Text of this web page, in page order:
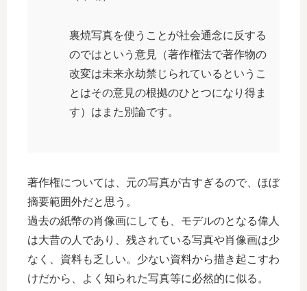
裏焼写真を使うことが社会通念に反する
のではという意見（著作権法で著作物の
改変は未来永劫禁じられているというこ
とはその意見の根拠のひとつになり得ま
す）はまた別論です。
著作権については、元の写真が古すぎるので、ほぼ
摘要範囲外だと思う。
過去の紙幣の肖像画にしても、モデルのとなる偉人
は大昔の人であり、残されている写真や肖像画は少
なく、資料も乏しい。少ない資料から描き起こすわ
けだから、よく知られた写真等に必然的に似る。